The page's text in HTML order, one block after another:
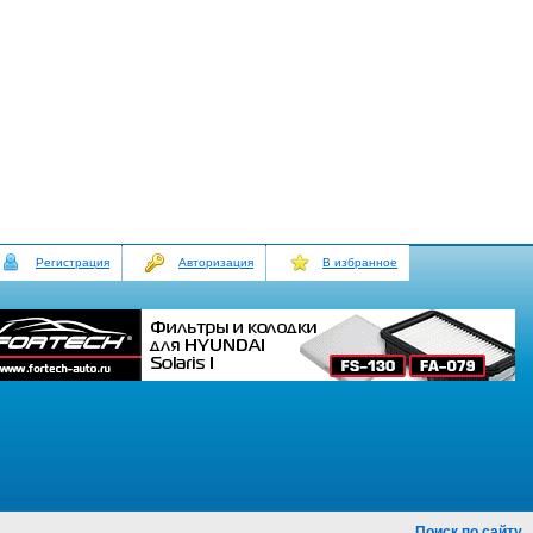
Регистрация Авторизация В избранное